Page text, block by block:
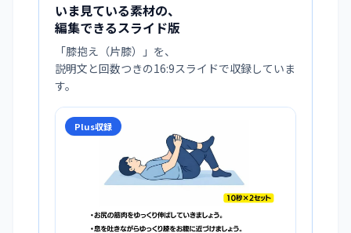
いま見ている素材の、
編集できるスライド版
「膝抱え（片膝）
」を、
説明文と回数つきの16:9スライドで収録していま
す。
Plus収録